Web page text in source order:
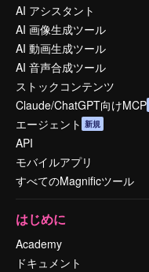
AI アシスタント
AI 画像生成ツール
AI 動画生成ツール
AI 音声合成ツール
ストックコンテンツ
Claude/ChatGPT向けMCP
エージェント 新規
API
モバイルアプリ
すべてのMagnificツール
はじめに
Academy
ドキュメント